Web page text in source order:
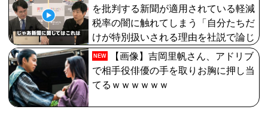
を批判する新聞が適用されている軽減
税率の闇に触れてしまう「自分たちだ
けが特別扱いされる理由を社説で論じ
てほしい」【HotTweets】
NEW
【画像】吉岡里帆さん、アドリブ
で相手役俳優の手を取りお胸に押し当
てるｗｗｗｗｗｗ